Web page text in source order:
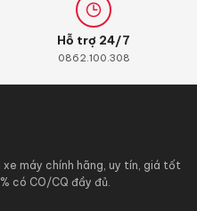
Hỗ trợ 24/7
0862.100.308
máy chính hãng, uy tín, giá tốt
có CO/CQ đầy đủ.